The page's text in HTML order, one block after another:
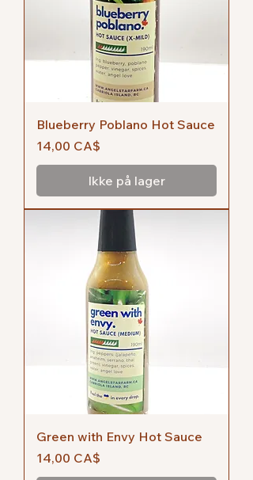
Blueberry Poblano Hot Sauce
Pris
14,00 CA$
Ikke på lager
Green with Envy Hot Sauce
Pris
14,00 CA$